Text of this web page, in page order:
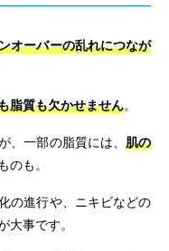
オーバーの乱れにつなが
脂質も欠かせません。
、一部の脂質には、 肌の
のも。
の進行や、ニキビなどの
事です。